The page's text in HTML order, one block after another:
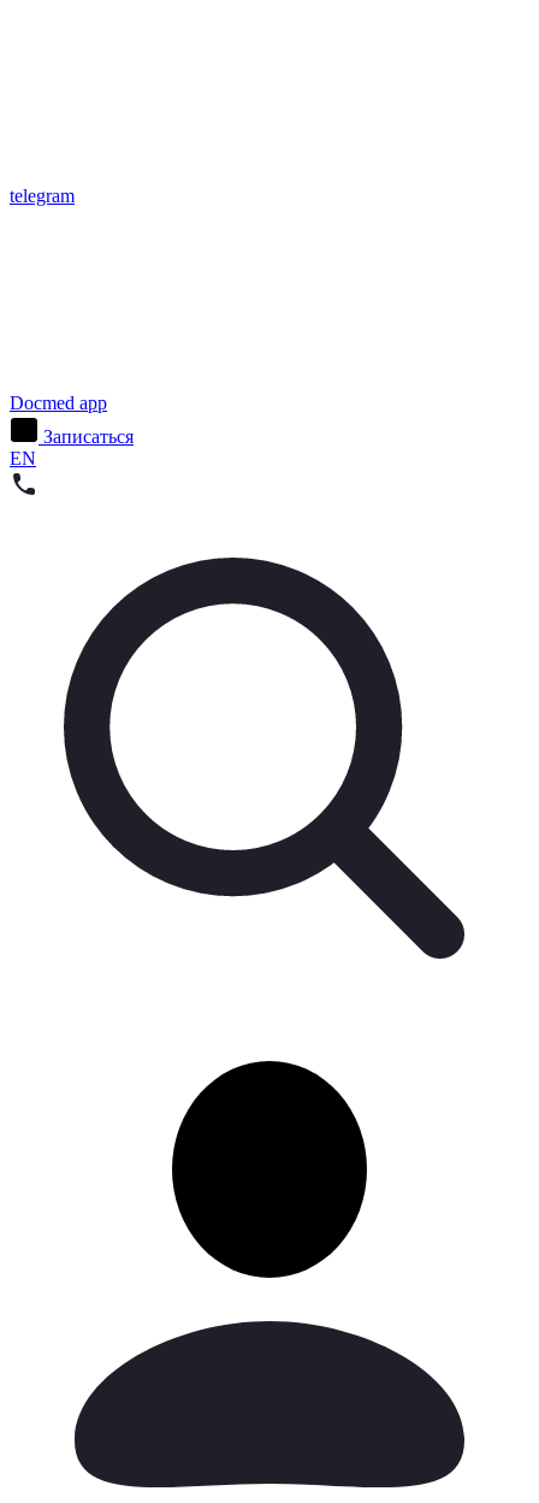
telegram
Docmed app
Записаться
EN